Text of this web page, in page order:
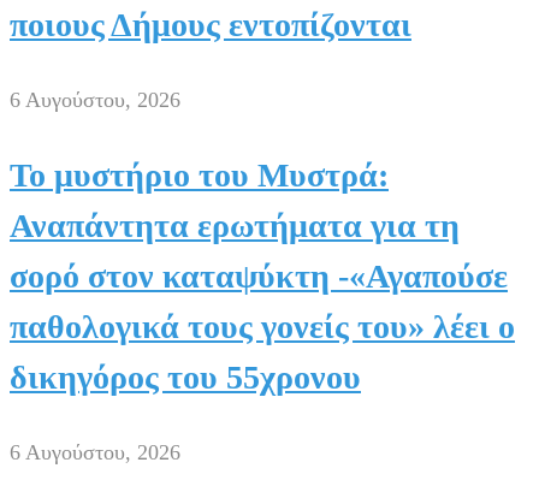
ποιους Δήμους εντοπίζονται
6 Αυγούστου, 2026
Το μυστήριο του Μυστρά:
Αναπάντητα ερωτήματα για τη
σορό στον καταψύκτη -«Αγαπούσε
παθολογικά τους γονείς του» λέει ο
δικηγόρος του 55χρονου
6 Αυγούστου, 2026